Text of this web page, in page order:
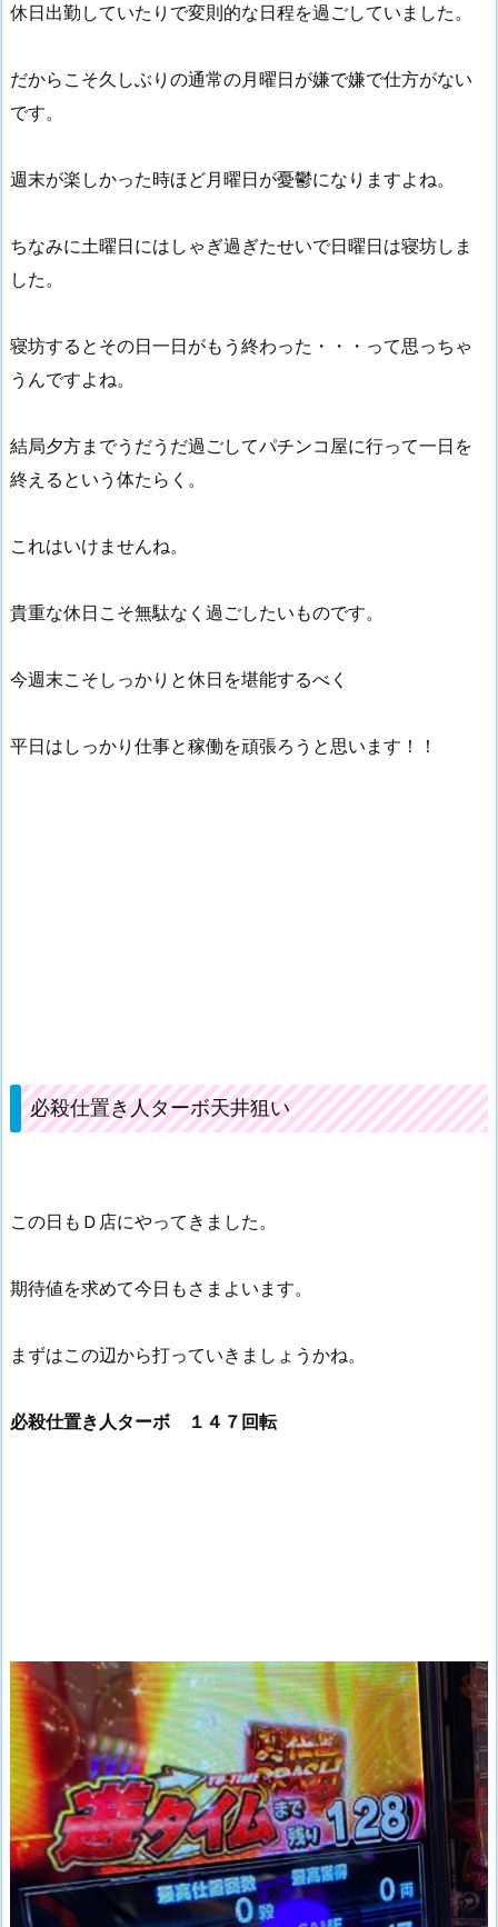
休日出勤していたりで変則的な日程を過ごしていました。
だからこそ久しぶりの通常の月曜日が嫌で嫌で仕方がない
です。
週末が楽しかった時ほど月曜日が憂鬱になりますよね。
ちなみに土曜日にはしゃぎ過ぎたせいで日曜日は寝坊しま
した。
寝坊するとその日一日がもう終わった・・・って思っちゃ
うんですよね。
結局夕方までうだうだ過ごしてパチンコ屋に行って一日を
終えるという体たらく。
これはいけませんね。
貴重な休日こそ無駄なく過ごしたいものです。
今週末こそしっかりと休日を堪能するべく
平日はしっかり仕事と稼働を頑張ろうと思います！！
必殺仕置き人ターボ天井狙い
この日もＤ店にやってきました。
期待値を求めて今日もさまよいます。
まずはこの辺から打っていきましょうかね。
必殺仕置き人ターボ １４７回転